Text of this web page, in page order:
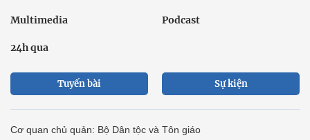
Multimedia Podcast
24h qua
Tuyến bài Sự kiện
Cơ quan chủ quản: Bộ Dân tộc và Tôn giáo